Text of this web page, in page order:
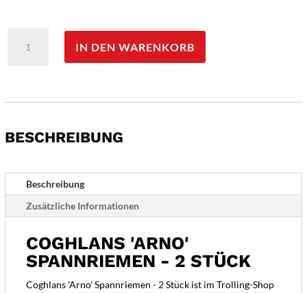
'Arno'
Menge
IN DEN WARENKORB
BESCHREIBUNG
Beschreibung
Zusätzliche Informationen
COGHLANS 'ARNO'
SPANNRIEMEN - 2 STÜCK
Coghlans 'Arno' Spannriemen - 2 Stück ist im Trolling-Shop